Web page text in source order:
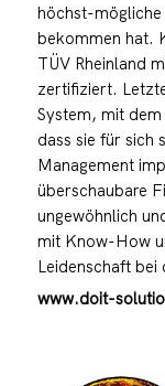
höchst-mögliche
bekommen hat.
TÜV Rheinland
zertifiziert.
System, mit
dass sie für sich
Management
überschaubare
ungewöhnlich
mit Know-How
Leidenschaft bei
www.doit-